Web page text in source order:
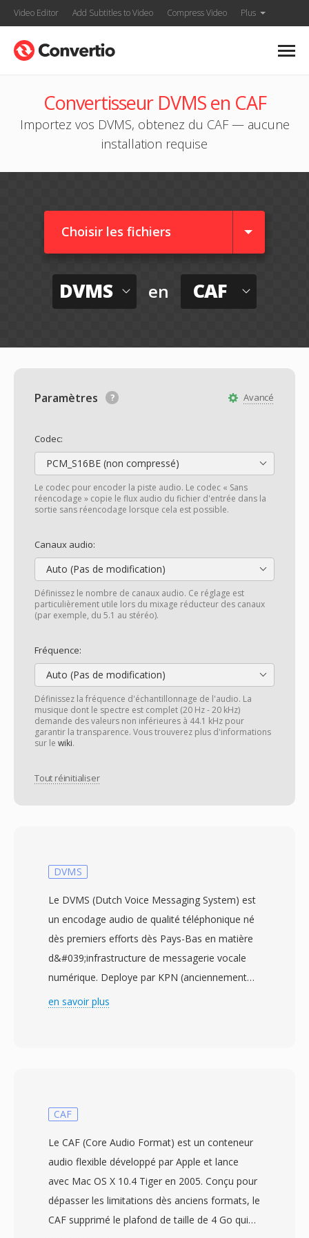
Video Editor Add Subtitles to Video Compress Video Plus
Convertisseur DVMS en CAF
Importez vos DVMS, obtenez du CAF — aucune
installation requise
Choisir les fichiers
DVMS en CAF
Avancé
Paramètres
Codec:
PCM_S16BE (non compressé)
Le codec pour encoder la piste audio. Le codec « Sans
réencodage » copie le flux audio du fichier d'entrée dans la
sortie sans réencodage lorsque cela est possible.
Canaux audio:
Auto (Pas de modification)
Définissez le nombre de canaux audio. Ce réglage est
particulièrement utile lors du mixage réducteur des canaux
(par exemple, du 5.1 au stéréo).
Fréquence:
Auto (Pas de modification)
Définissez la fréquence d'échantillonnage de l'audio. La
musique dont le spectre est complet (20 Hz - 20 kHz)
demande des valeurs non inférieures à 44.1 kHz pour
garantir la transparence. Vous trouverez plus d'informations
sur le wiki.
Tout réinitialiser
DVMS
Le DVMS (Dutch Voice Messaging System) est
un encodage audio de qualité téléphonique né
dès premiers efforts dès Pays-Bas en matière
d&#039;infrastructure de messagerie vocale
numérique. Deploye par KPN (anciennement
PTT Télécom) au milieu dès années 1980, le
variante propriétaire de compression
law europeen, réduisant les enregistrements à
environ 8 kbit/s tout en conservant
l&#039;intelligibilite de la parole. Chaque fichier
comporte un petit en-tête identifiant la
fréquence d&#039;échantillonnage, le type de
en savoir plus
CAF
Le CAF (Core Audio Format) est un conteneur
audio flexible développé par Apple et lance
avec Mac OS X 10.4 Tiger en 2005. Conçu pour
dépasser les limitations dès anciens formats, le
CAF supprimé le plafond de taille de 4 Go qui